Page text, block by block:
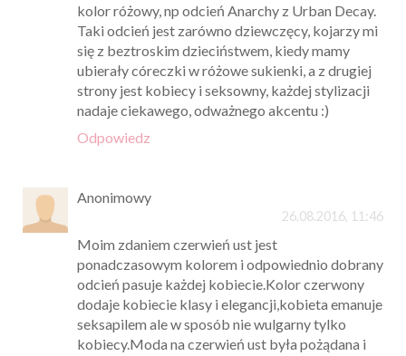
kolor różowy, np odcień Anarchy z Urban Decay.
Taki odcień jest zarówno dziewczęcy, kojarzy mi
się z beztroskim dzieciństwem, kiedy mamy
ubierały córeczki w różowe sukienki, a z drugiej
strony jest kobiecy i seksowny, każdej stylizacji
nadaje ciekawego, odważnego akcentu :)
Odpowiedz
Anonimowy
26.08.2016, 11:46
Moim zdaniem czerwień ust jest
ponadczasowym kolorem i odpowiednio dobrany
odcień pasuje każdej kobiecie.Kolor czerwony
dodaje kobiecie klasy i elegancji,kobieta emanuje
seksapilem ale w sposób nie wulgarny tylko
kobiecy.Moda na czerwień ust była pożądana i